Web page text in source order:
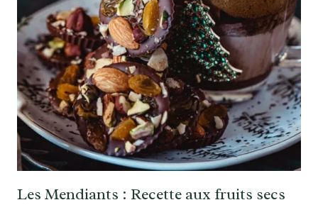
Les Mendiants : Recette aux fruits secs